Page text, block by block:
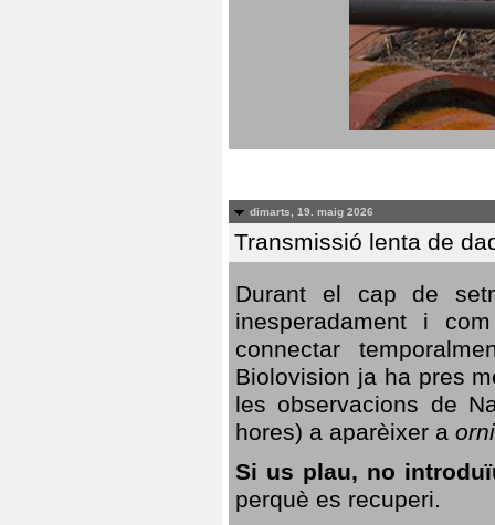
dimarts, 19. maig 2026
Transmissió lenta de
Durant el cap de
inesperadament i
connectar
Biolovision ja ha pres
les observacions de
hores) a aparèixer a
Si us plau, no
perquè es recuperi.